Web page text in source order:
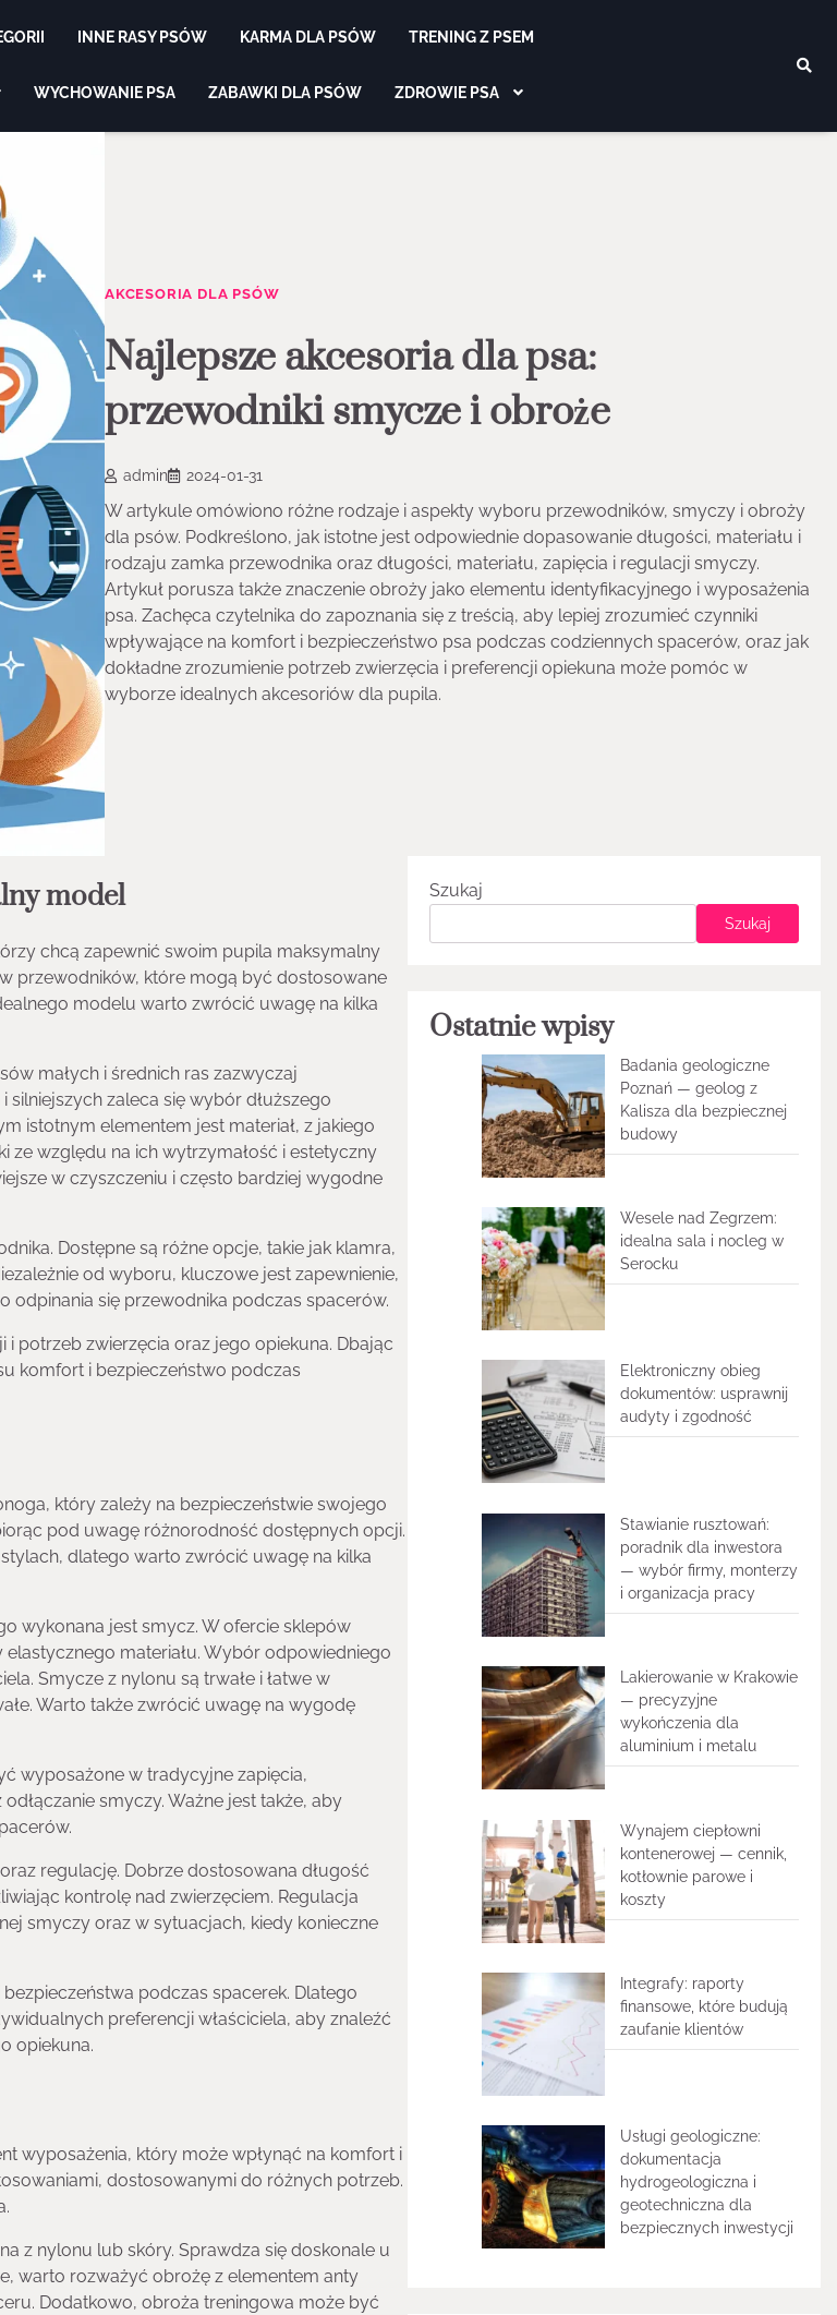
INNE RASY PSÓW KARMA DLA PSÓW TRENING Z PSEM
WYCHOWANIE PSA ZABAWKI DLA PSÓW ZDROWIE PSA
AKCESORIA DLA PSÓW
Najlepsze akcesoria dla psa:
przewodniki smycze i obroże
admin 2024-01-31
W artykule omówiono różne rodzaje i aspekty wyboru przewodników, smyczy i obroży
dla psów. Podkreślono, jak istotne jest odpowiednie dopasowanie długości, materiału i
rodzaju zamka przewodnika oraz długości, materiału, zapięcia i regulacji smyczy.
Artykuł porusza także znaczenie obroży jako elementu identyfikacyjnego i wyposażenia
psa. Zachęca czytelnika do zapoznania się z treścią, aby lepiej zrozumieć czynniki
wpływające na komfort i bezpieczeństwo psa podczas codziennych spacerów, oraz jak
dokładne zrozumienie potrzeb zwierzęcia i preferencji opiekuna może pomóc w
wyborze idealnych akcesoriów dla pupila.
model
chcą zapewnić swoim pupila maksymalny
przewodników, które mogą być dostosowane
modelu warto zwrócić uwagę na kilka
małych i średnich ras zazwyczaj
zaleca się wybór dłuższego
istotnym elementem jest materiał, z jakiego
ze względu na ich wytrzymałość i estetyczny
w czyszczeniu i często bardziej wygodne
Dostępne są różne opcje, takie jak klamra,
od wyboru, kluczowe jest zapewnienie,
odpinania się przewodnika podczas spacerów.
potrzeb zwierzęcia oraz jego opiekuna. Dbając
komfort i bezpieczeństwo podczas
który zależy na bezpieczeństwie swojego
pod uwagę różnorodność dostępnych opcji.
dlatego warto zwrócić uwagę na kilka
wykonana jest smycz. W ofercie sklepów
materiału. Wybór odpowiedniego
Smycze z nylonu są trwałe i łatwe w
Warto także zwrócić uwagę na wygodę
wyposażone w tradycyjne zapięcia,
smyczy. Ważne jest także, aby
regulację. Dobrze dostosowana długość
kontrolę nad zwierzęciem. Regulacja
smyczy oraz w sytuacjach, kiedy konieczne
podczas spacerek. Dlatego
preferencji właściciela, aby znaleźć
opiekuna.
wyposażenia, który może wpłynąć na komfort i
dostosowanymi do różnych potrzeb.
z nylonu lub skóry. Sprawdza się doskonale u
warto rozważyć obrożę z elementem anty
Dodatkowo, obroża treningowa może być
Szukaj
Szukaj
Ostatnie wpisy
Badania geologiczne
Poznań — geolog z
Kalisza dla bezpiecznej
budowy
Wesele nad Zegrzem:
idealna sala i nocleg w
Serocku
Elektroniczny obieg
dokumentów: usprawnij
audyty i zgodność
Stawianie rusztowań:
poradnik dla inwestora
— wybór firmy, monterzy
i organizacja pracy
Lakierowanie w Krakowie
— precyzyjne
wykończenia dla
aluminium i metalu
Wynajem ciepłowni
kontenerowej — cennik,
kotłownie parowe i
koszty
Integrafy: raporty
finansowe, które budują
zaufanie klientów
Usługi geologiczne:
dokumentacja
hydrogeologiczna i
geotechniczna dla
bezpiecznych inwestycji